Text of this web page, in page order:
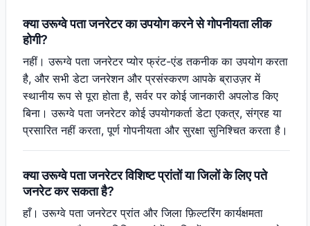
क्या उरूग्वे पता जनरेटर का उपयोग करने से गोपनीयता लीक
होगी?
नहीं। उरूग्वे पता जनरेटर प्योर फ्रंट-एंड तकनीक का उपयोग करता
है, और सभी डेटा जनरेशन और प्रसंस्करण आपके ब्राउज़र में
स्थानीय रूप से पूरा होता है, सर्वर पर कोई जानकारी अपलोड किए
बिना। उरूग्वे पता जनरेटर कोई उपयोगकर्ता डेटा एकत्र, संग्रह या
प्रसारित नहीं करता, पूर्ण गोपनीयता और सुरक्षा सुनिश्चित करता है।
क्या उरूग्वे पता जनरेटर विशिष्ट प्रांतों या जिलों के लिए पते
जनरेट कर सकता है?
हाँ। उरूग्वे पता जनरेटर प्रांत और जिला फ़िल्टरिंग कार्यक्षमता